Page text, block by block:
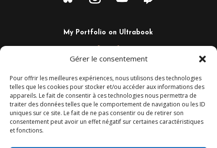
Gérer le consentement
Pour offrir les meilleures expériences, nous utilisons des technologies
telles que les cookies pour stocker et/ou accéder aux informations des
appareils. Le fait de consentir à ces technologies nous permettra de
traiter des données telles que le comportement de navigation ou les ID
uniques sur ce site. Le fait de ne pas consentir ou de retirer son
consentement peut avoir un effet négatif sur certaines caractéristiques
et fonctions.
My Portfolio on Ultrabook
Camaalt@gmail.com